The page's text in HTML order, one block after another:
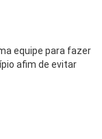
equipe para fazer
afim de evitar